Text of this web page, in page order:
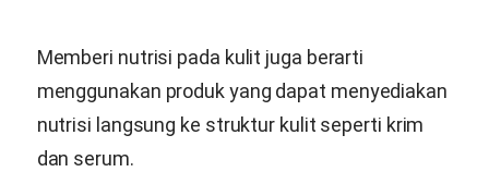
Memberi nutrisi pada kulit juga berarti
menggunakan produk yang dapat menyediakan
nutrisi langsung ke struktur kulit seperti krim
dan serum.